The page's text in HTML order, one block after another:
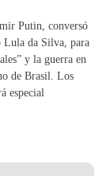
Putin, conversó
Lula da Silva, para
y la guerra en
de Brasil. Los
especial